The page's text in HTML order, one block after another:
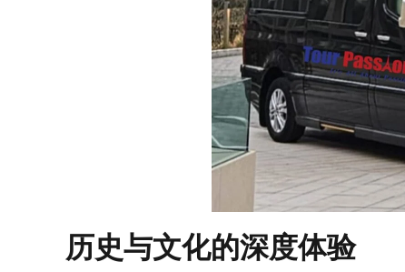
历史与文化的深度体验